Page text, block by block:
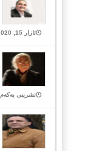
ئازار 15, 2020 Closed
تشرینی یەکەم 30, 2021 Closed